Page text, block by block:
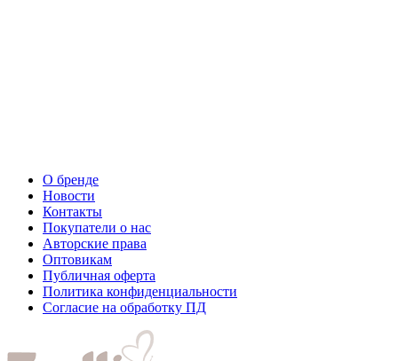
О бренде
Новости
Контакты
Покупатели о нас
Авторские права
Оптовикам
Публичная оферта
Политика конфиденциальности
Согласие на обработку ПД